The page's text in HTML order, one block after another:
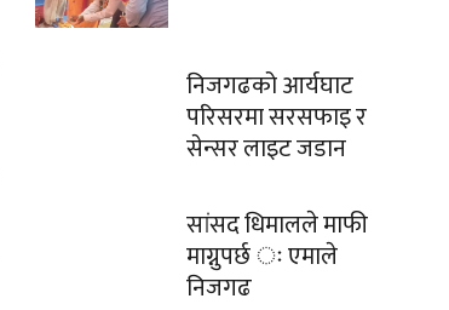
निजगढको आर्यघाट
परिसरमा सरसफाइ र
सेन्सर लाइट जडान
सांसद धिमालले माफी
माग्नुपर्छ ः एमाले
निजगढ